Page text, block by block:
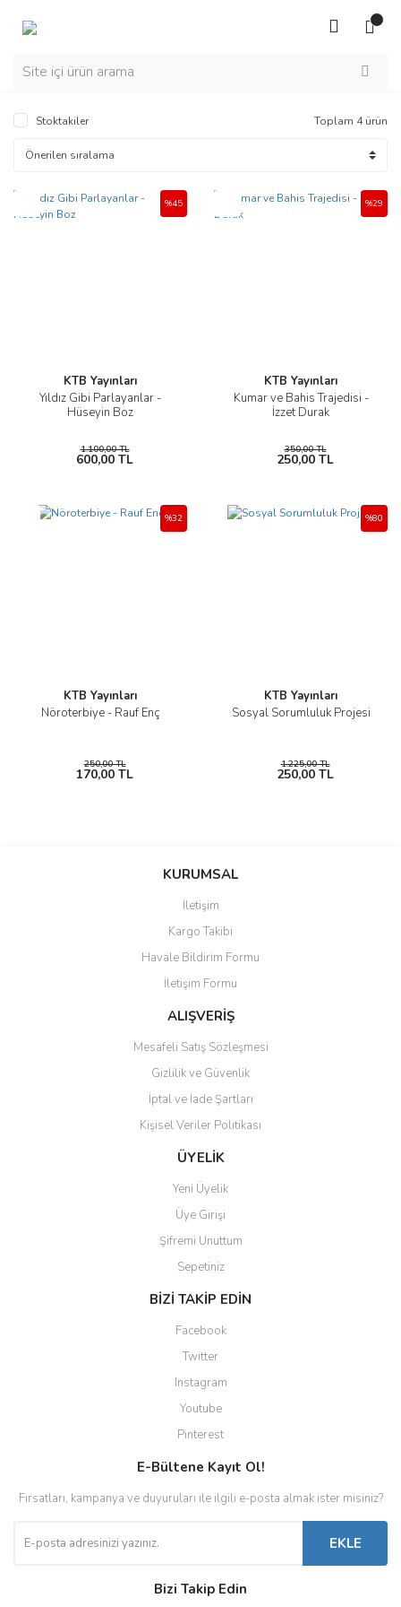
Stoktakiler Toplam 4 ürün
KTB Yayınları
Yıldız Gibi Parlayanlar -
Hüseyin Boz
%45
1.100,00 TL
600,00 TL
KTB Yayınları
Kumar ve Bahis Trajedisi -
İzzet Durak
%29
350,00 TL
250,00 TL
KTB Yayınları
Nöroterbiye - Rauf Enç
%32
250,00 TL
170,00 TL
KTB Yayınları
Sosyal Sorumluluk Projesi
%80
1.225,00 TL
250,00 TL
KURUMSAL
İletişim
Kargo Takibi
Havale Bildirim Formu
İletişim Formu
ALIŞVERİŞ
Mesafeli Satış Sözleşmesi
Gizlilik ve Güvenlik
İptal ve İade Şartları
Kişisel Veriler Politikası
ÜYELİK
Yeni Üyelik
Üye Girişi
Şifremi Unuttum
Sepetiniz
BİZİ TAKİP EDİN
Facebook
Twitter
Instagram
Youtube
Pinterest
E-Bültene Kayıt Ol!
Fırsatları, kampanya ve duyuruları ile ilgili e-posta almak ister misiniz?
EKLE
Bizi Takip Edin